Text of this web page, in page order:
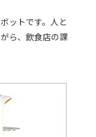
ットです。人と
ら、飲食店の課